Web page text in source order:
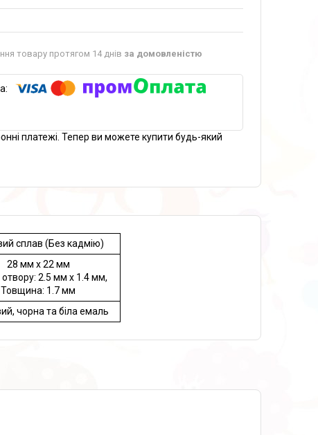
товару протягом 14 днів за домовленістю
платежі. Тепер ви можете купити будь-який
сплав (Без кадмію)
28 мм x 22 мм
отвору: 2.5 мм x 1.4 мм,
Товщина: 1.7 мм
чорна та біла емаль